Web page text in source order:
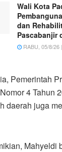
Wali Kota
dan
Pascabanjir
RABU, 05/8/26
Pemerintah
4 Tahun
daerah juga
Mahyeldi